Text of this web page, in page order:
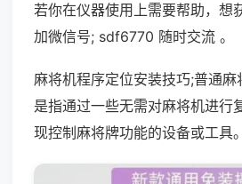
若你在仪器使用上需要帮助，想
加微信号; sdf6770 随时交流 。
麻将机程序定位安装技巧;普通
是指通过一些无需对麻将机进行
现控制麻将牌功能的设备或工具。